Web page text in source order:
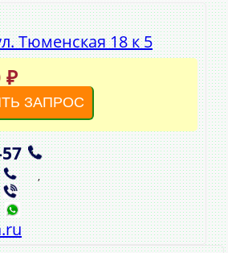
Тюменская 18 к 5
₽
ЗАПРОС
,
,